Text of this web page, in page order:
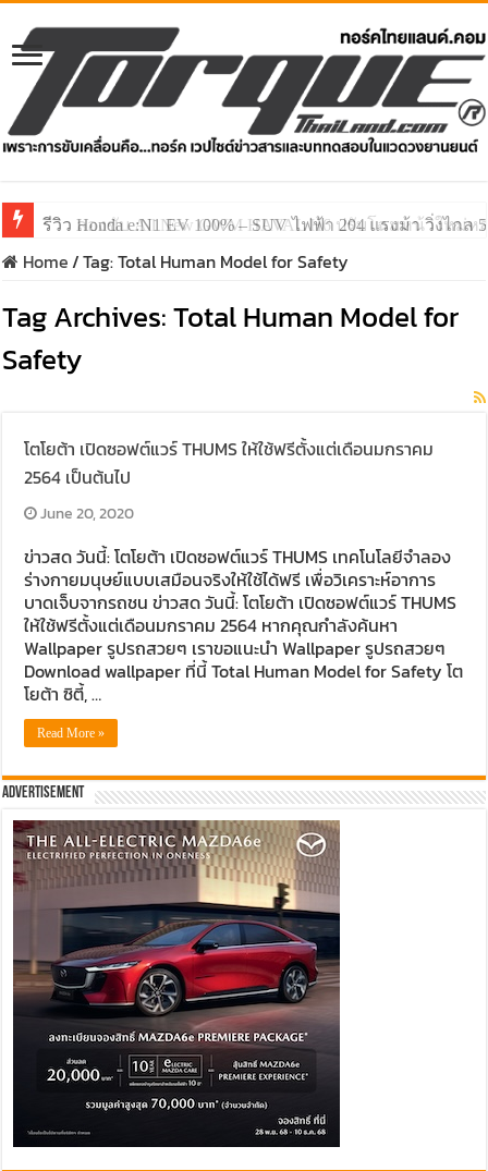
รีวิว Honda e:N1 EV 100% – SUV ไฟฟ้า 204 แรงม้า วิ่งไกล
รีวิว ลองขับ All New GWM HAVAL H6 ปรับโฉมหน้าใหม่
Home/Tag:Total Human Model for Safety
Tag Archives:Total Human Model for
Safety
โตโยต้า เปิดซอฟต์แวร์ THUMS ให้ใช้ฟรีตั้งแต่เดือนมกราคม
2564 เป็นต้นไป
June 20, 2020
ข่าวสด วันนี้: โตโยต้า เปิดซอฟต์แวร์ THUMS เทคโนโลยีจำลอง
ร่างกายมนุษย์แบบเสมือนจริงให้ใช้ได้ฟรี เพื่อวิเคราะห์อาการ
บาดเจ็บจากรถชน ข่าวสด วันนี้: โตโยต้า เปิดซอฟต์แวร์ THUMS
ให้ใช้ฟรีตั้งแต่เดือนมกราคม 2564 หากคุณกำลังค้นหา
Wallpaper รูปรถสวยๆ เราขอแนะนำ Wallpaper รูปรถสวยๆ
Download wallpaper ที่นี้ Total Human Model for Safety โต
โยต้า ซิตี้, …
Read More »
Advertisement